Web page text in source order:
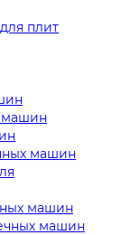
плит
машин
машин
машин
машин